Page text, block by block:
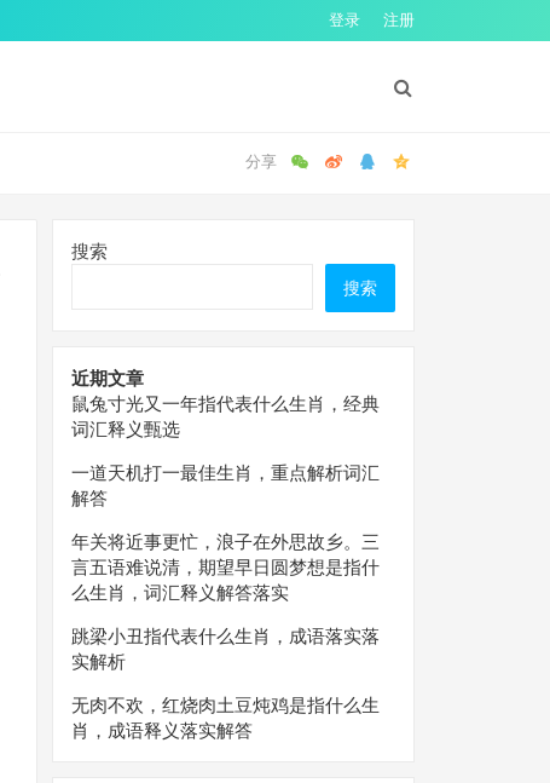
登录 注册
搜索
搜索
近期文章
鼠兔寸光又一年指代表什么生肖，经典
词汇释义甄选
一道天机打一最佳生肖，重点解析词汇
解答
年关将近事更忙，浪子在外思故乡。三
言五语难说清，期望早日圆梦想是指什
么生肖，词汇释义解答落实
跳梁小丑指代表什么生肖，成语落实落
实解析
无肉不欢，红烧肉土豆炖鸡是指什么生
肖，成语释义落实解答